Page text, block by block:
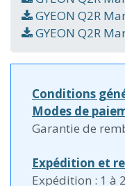
GYEON Q2R
GYEON Q2R
Conditions
Modes de
Garantie de
Expédition et
Expédition : 1 à